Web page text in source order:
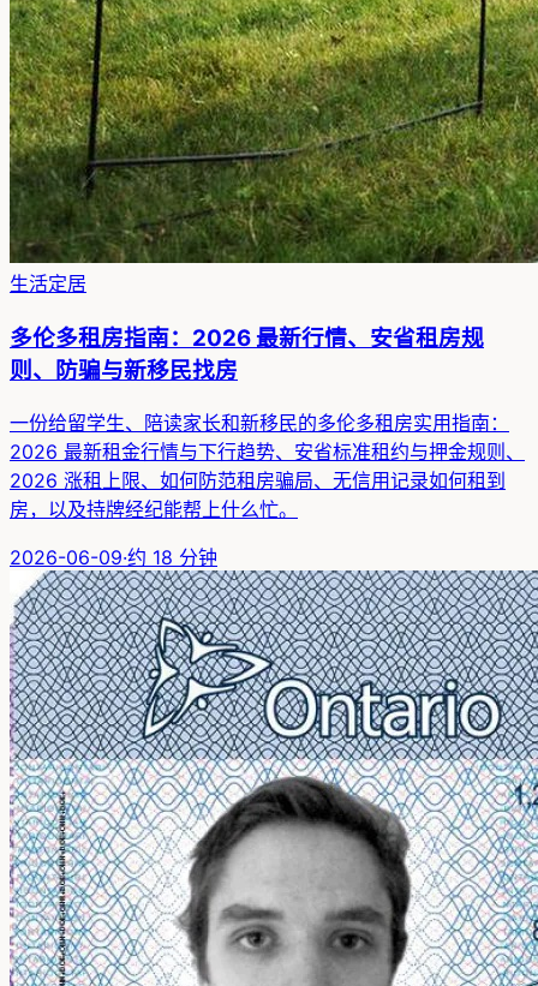
生活定居
多伦多租房指南：2026 最新行情、安省租房规
则、防骗与新移民找房
一份给留学生、陪读家长和新移民的多伦多租房实用指南：
2026 最新租金行情与下行趋势、安省标准租约与押金规则、
2026 涨租上限、如何防范租房骗局、无信用记录如何租到
房，以及持牌经纪能帮上什么忙。
2026-06-09·约 18 分钟